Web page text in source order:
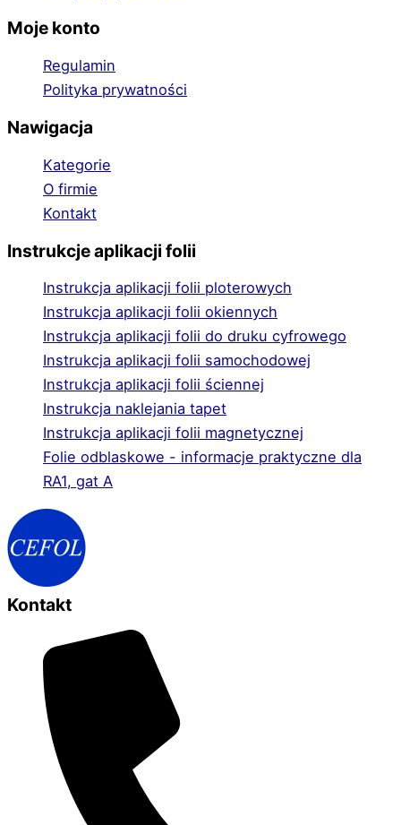
Moje konto
Regulamin
Polityka prywatności
Nawigacja
Kategorie
O firmie
Kontakt
Instrukcje aplikacji folii
Instrukcja aplikacji folii ploterowych
Instrukcja aplikacji folii okiennych
Instrukcja aplikacji folii do druku cyfrowego
Instrukcja aplikacji folii samochodowej
Instrukcja aplikacji folii ściennej
Instrukcja naklejania tapet
Instrukcja aplikacji folii magnetycznej
Folie odblaskowe - informacje praktyczne dla
RA1, gat A
Kontakt